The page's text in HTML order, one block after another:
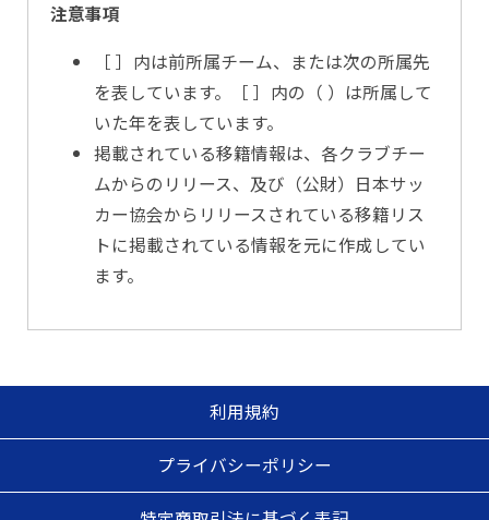
注意事項
［ ］内は前所属チーム、または次の所属先
を表しています。［ ］内の（ ）は所属して
いた年を表しています。
掲載されている移籍情報は、各クラブチー
ムからのリリース、及び（公財）日本サッ
カー協会からリリースされている移籍リス
トに掲載されている情報を元に作成してい
ます。
利用規約
プライバシーポリシー